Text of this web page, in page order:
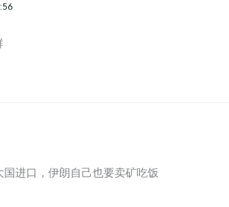
进口，伊朗自己也要卖矿吃饭